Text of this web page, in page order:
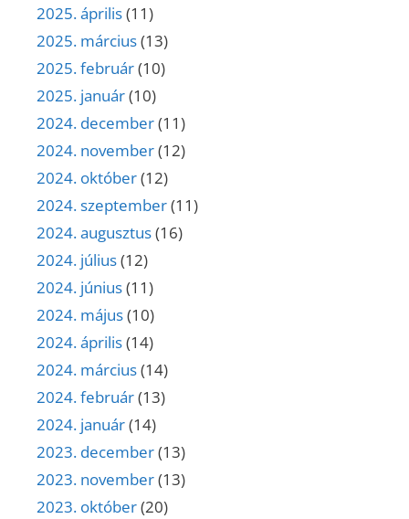
2025. április(11)
2025. március(13)
2025. február(10)
2025. január(10)
2024. december(11)
2024. november(12)
2024. október(12)
2024. szeptember(11)
2024. augusztus(16)
2024. július(12)
2024. június(11)
2024. május(10)
2024. április(14)
2024. március(14)
2024. február(13)
2024. január(14)
2023. december(13)
2023. november(13)
2023. október(20)